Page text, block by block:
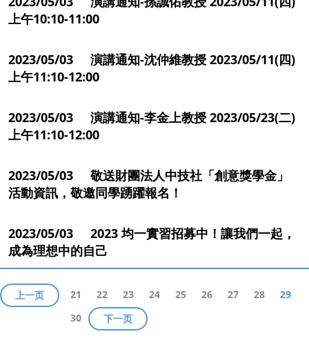
上午10:10-11:00
2023/05/03 演講通知-沈仲維教授 2023/05/11(四)
上午11:10-12:00
2023/05/03 演講通知-李金上教授 2023/05/23(二)
上午11:10-12:00
2023/05/03 敬送財團法人中技社「創意獎學金」
活動資訊，敬邀同學踴躍報名！
2023/05/03 2023 均一實習招募中！讓我們一起，
成為理想中的自己
上一页 21 22 23 24 25 26 27 28
29
30
下一页